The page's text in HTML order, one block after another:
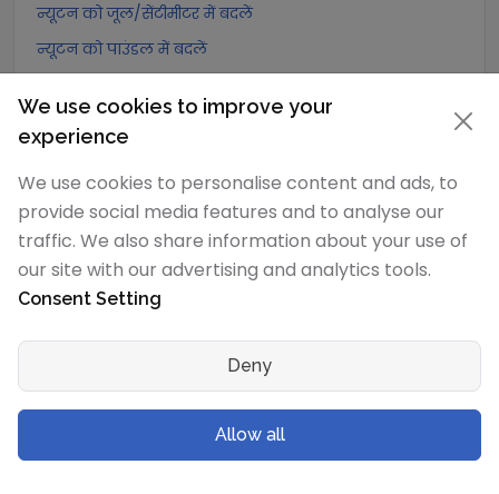
न्यूटन को जूल/सेंटीमीटर में बदलें
न्यूटन को पाउंडल में बदलें
न्यूटन को डाइन में बदलें
न्यूटन को मेट्रिक टन-बल में बदलें
न्यूटन को ग्राम-बल में बदलें
न्यूटन को पोंड में बदलें
न्यूटन को औंस-बल में बदलें
न्यूटन को किलोपाउंड-बल में बदलें
We use cookies to improve your
experience
We use cookies to personalise content and ads, to
provide social media features and to analyse our
traffic. We also share information about your use of
our site with our advertising and analytics tools.
Consent Setting
Deny
Allow all